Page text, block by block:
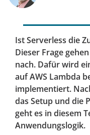
Ist Serverless die
Dieser Frage
nach. Dafür wird
auf AWS Lambda
implementiert.
das Setup und die
geht es in diesem
Anwendungslogik.